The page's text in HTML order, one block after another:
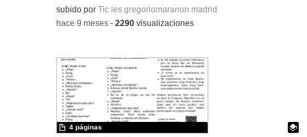
Contenido educativo.
subido porTic ies gregoriomaranon madrid
-hace 9 meses -2290 visualizaciones
4 páginas